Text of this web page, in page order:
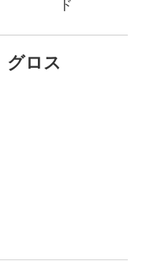
ド
グロス